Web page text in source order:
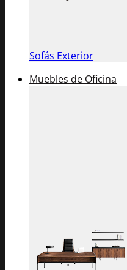
Sofás Exterior
Muebles de Oficina